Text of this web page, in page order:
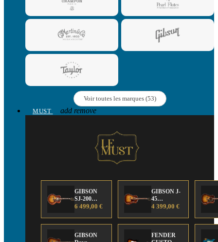
Voir toutes les marques (53)
MUST
add remove
GIBSON
SJ-200
Anniversary
Edition
6 499,00 €
GIBSON J-
45
Anniversary
Edition
4 399,00 €
GIBSON
FENDER